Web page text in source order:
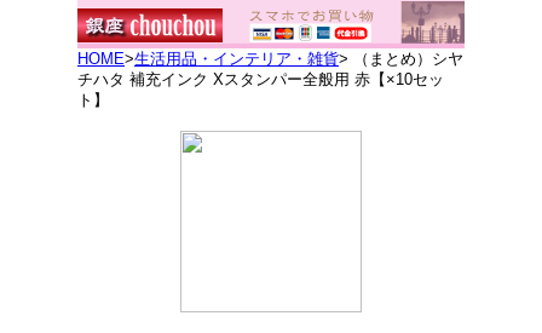
HOME>生活用品・インテリア・雑貨> （まとめ）シヤ
チハタ 補充インク Xスタンパー全般用 赤【×10セッ
ト】